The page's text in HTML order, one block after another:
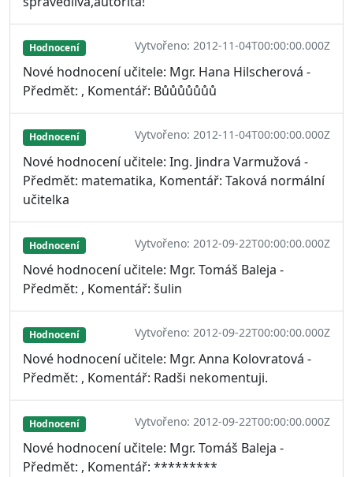
Hodnocení Vytvořeno: 2012-11-04T00:00:00.000Z
Nové hodnocení učitele: Mgr. Hana Hilscherová -
Předmět: , Komentář: Bůůůůůůů
Hodnocení Vytvořeno: 2012-11-04T00:00:00.000Z
Nové hodnocení učitele: Ing. Jindra Varmužová -
Předmět: matematika, Komentář: Taková normální
učitelka
Hodnocení Vytvořeno: 2012-09-22T00:00:00.000Z
Nové hodnocení učitele: Mgr. Tomáš Baleja -
Předmět: , Komentář: šulin
Hodnocení Vytvořeno: 2012-09-22T00:00:00.000Z
Nové hodnocení učitele: Mgr. Anna Kolovratová -
Předmět: , Komentář: Radši nekomentuji.
Hodnocení Vytvořeno: 2012-09-22T00:00:00.000Z
Nové hodnocení učitele: Mgr. Tomáš Baleja -
Předmět: , Komentář: *********